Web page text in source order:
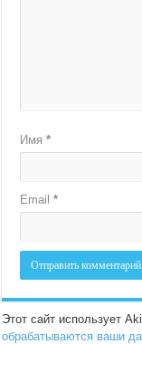
Имя*
Email*
Этот сайт использует
обрабатываются ваши